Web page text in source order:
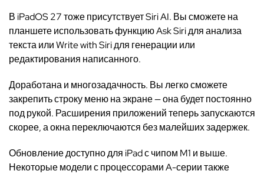
В iPadOS 27 тоже присутствует Siri AI. Вы сможете на
планшете использовать функцию Ask Siri для анализа
текста или Write with Siri для генерации или
редактирования написанного.
Доработана и многозадачность. Вы легко сможете
закрепить строку меню на экране — она будет постоянно
под рукой. Расширения приложений теперь запускаются
скорее, а окна переключаются без малейших задержек.
Обновление доступно для iPad с чипом M1 и выше.
Некоторые модели с процессорами A-серии также